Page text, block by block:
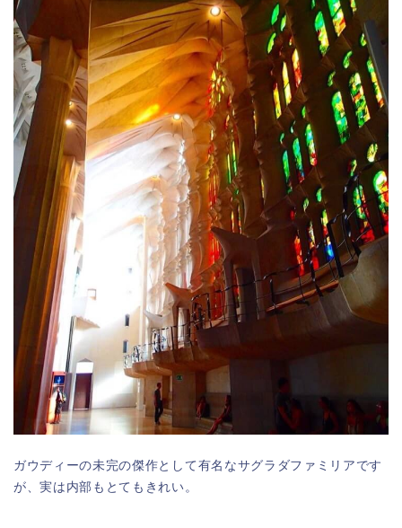
ガウディーの未完の傑作として有名なサグラダファミリアです
が、実は内部もとてもきれい。